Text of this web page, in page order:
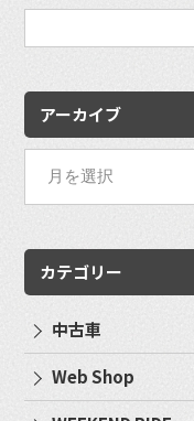
アーカイブ
カテゴリー
中古車
Web Shop